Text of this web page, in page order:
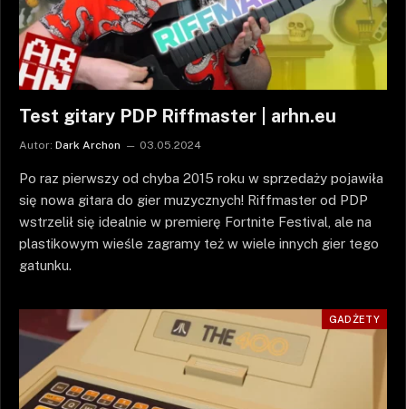
Test gitary PDP Riffmaster | arhn.eu
Autor: Dark Archon 03.05.2024
Po raz pierwszy od chyba 2015 roku w sprzedaży pojawiła
się nowa gitara do gier muzycznych! Riffmaster od PDP
wstrzelił się idealnie w premierę Fortnite Festival, ale na
plastikowym wieśle zagramy też w wiele innych gier tego
gatunku.
GADŻETY